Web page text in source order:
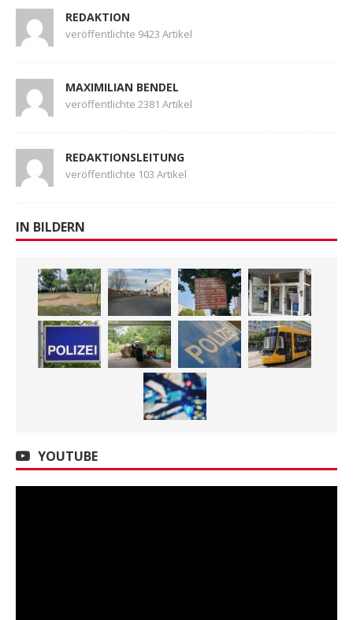
REDAKTION
veröffentlichte 9423 Artikel
MAXIMILIAN BENDEL
veröffentlichte 2381 Artikel
REDAKTIONSLEITUNG
veröffentlichte 103 Artikel
IN BILDERN
YOUTUBE